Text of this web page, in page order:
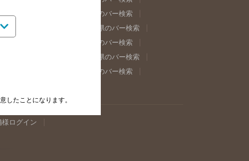
東京都のバー検索
岐阜県のバー検索
奈良県のバー検索
島根県のバー検索
佐賀県のバー検索
ログイン
したことになります。